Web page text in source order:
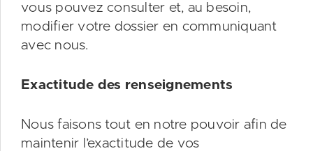
vous pouvez consulter et, au besoin,
modifier votre dossier en communiquant
avec nous.
Exactitude des renseignements
Nous faisons tout en notre pouvoir afin de
maintenir l’exactitude de vos